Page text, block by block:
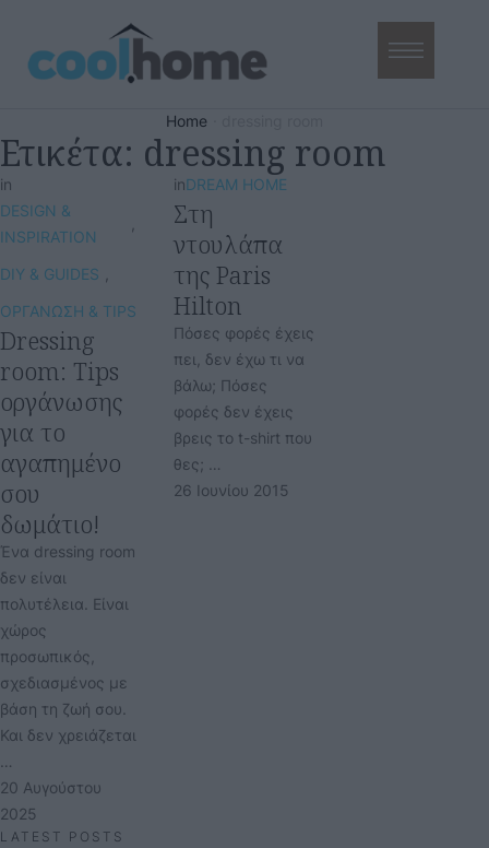
Home
Ετικέτα: dressing room
in
DESIGN &
INSPIRATION
DIY & GUIDES
ΟΡΓΑΝΩΣΗ & TIPS
Dressing
room: Tips
οργάνωσης
για το
αγαπημένο
σου
δωμάτιο!
Ένα dressing room
δεν είναι
πολυτέλεια. Είναι
χώρος
προσωπικός,
σχεδιασμένος με
βάση τη ζωή σου.
Και δεν χρειάζεται
…
20 Αυγούστου
2025
inDREAM HOME
Στη
ντουλάπα
της Paris
Hilton
Πόσες φορές έχεις
πει, δεν έχω τι να
βάλω; Πόσες
φορές δεν έχεις
βρεις το t-shirt που
θες; …
26 Ιουνίου 2015
LATEST POSTS